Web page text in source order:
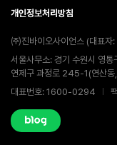
개인정보처리방침
㈜진바이오사이언스 (대표자:
서울사무소: 경기 수원시 영
연제구 과정로 245-1(연산동
대표번호: 1600-0294